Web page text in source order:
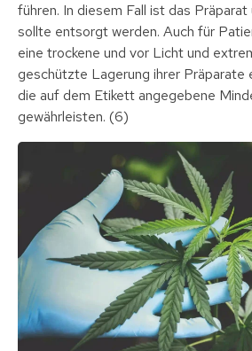
führen. In diesem Fall ist das Präparat
sollte entsorgt werden. Auch für
eine trockene und vor Licht und
geschützte Lagerung ihrer Präparate
die auf dem Etikett angegebene
gewährleisten. (6)